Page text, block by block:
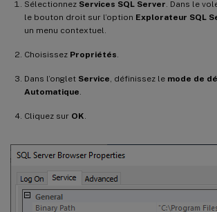
Sélectionnez Services SQL Server . Dans le
le bouton droit sur l’option Explorateur SQL
un menu contextuel.
Choisissez Propriétés
Dans l’onglet Service , définissez le mode de
Automatique
Cliquez sur OK